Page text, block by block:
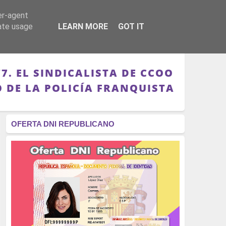
RÉGIMEN - MONARQUÍA
EL SINDICALISTA DE CCOO
DE LA POLICÍA FRANQUISTA
OFERTA DNI REPUBLICANO
agent
usage
LEARN MORE GOT IT